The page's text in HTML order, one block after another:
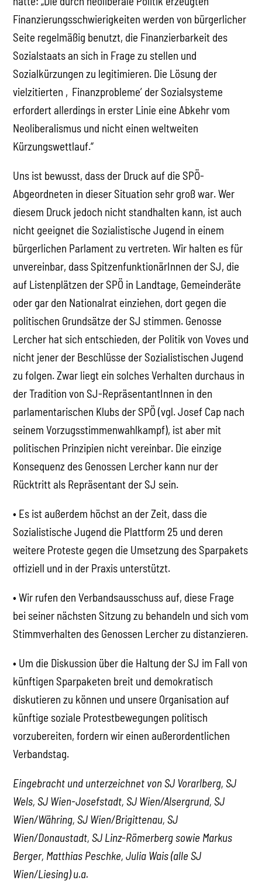
Finanzierungsschwierigkeiten werden von bürgerlicher
Seite regelmäßig benutzt, die Finanzierbarkeit des
Sozialstaats an sich in Frage zu stellen und
Sozialkürzungen zu legitimieren. Die Lösung der
vielzitierten ‚Finanzprobleme’ der Sozialsysteme
erfordert allerdings in erster Linie eine Abkehr vom
Neoliberalismus und nicht einen weltweiten
Kürzungswettlauf.“
Uns ist bewusst, dass der Druck auf die SPÖ-
Abgeordneten in dieser Situation sehr groß war. Wer
diesem Druck jedoch nicht standhalten kann, ist auch
nicht geeignet die Sozialistische Jugend in einem
bürgerlichen Parlament zu vertreten. Wir halten es für
unvereinbar, dass SpitzenfunktionärInnen der SJ, die
auf Listenplätzen der SPÖ in Landtage, Gemeinderäte
oder gar den Nationalrat einziehen, dort gegen die
politischen Grundsätze der SJ stimmen. Genosse
Lercher hat sich entschieden, der Politik von Voves und
nicht jener der Beschlüsse der Sozialistischen Jugend
zu folgen. Zwar liegt ein solches Verhalten durchaus in
der Tradition von SJ-RepräsentantInnen in den
parlamentarischen Klubs der SPÖ (vgl. Josef Cap nach
seinem Vorzugsstimmenwahlkampf), ist aber mit
politischen Prinzipien nicht vereinbar. Die einzige
Konsequenz des Genossen Lercher kann nur der
Rücktritt als Repräsentant der SJ sein.
• Es ist außerdem höchst an der Zeit, dass die
Sozialistische Jugend die Plattform 25 und deren
weitere Proteste gegen die Umsetzung des Sparpakets
offiziell und in der Praxis unterstützt.
• Wir rufen den Verbandsausschuss auf, diese Frage
bei seiner nächsten Sitzung zu behandeln und sich vom
Stimmverhalten des Genossen Lercher zu distanzieren.
• Um die Diskussion über die Haltung der SJ im Fall von
künftigen Sparpaketen breit und demokratisch
diskutieren zu können und unsere Organisation auf
künftige soziale Protestbewegungen politisch
vorzubereiten, fordern wir einen außerordentlichen
Verbandstag.
Eingebracht und unterzeichnet von SJ Vorarlberg, SJ
Wels, SJ Wien-Josefstadt, SJ Wien/Alsergrund, SJ
Wien/Währing, SJ Wien/Brigittenau, SJ
Wien/Donaustadt, SJ Linz-Römerberg sowie Markus
Berger, Matthias Peschke, Julia Wais (alle SJ
Wien/Liesing) u.a.